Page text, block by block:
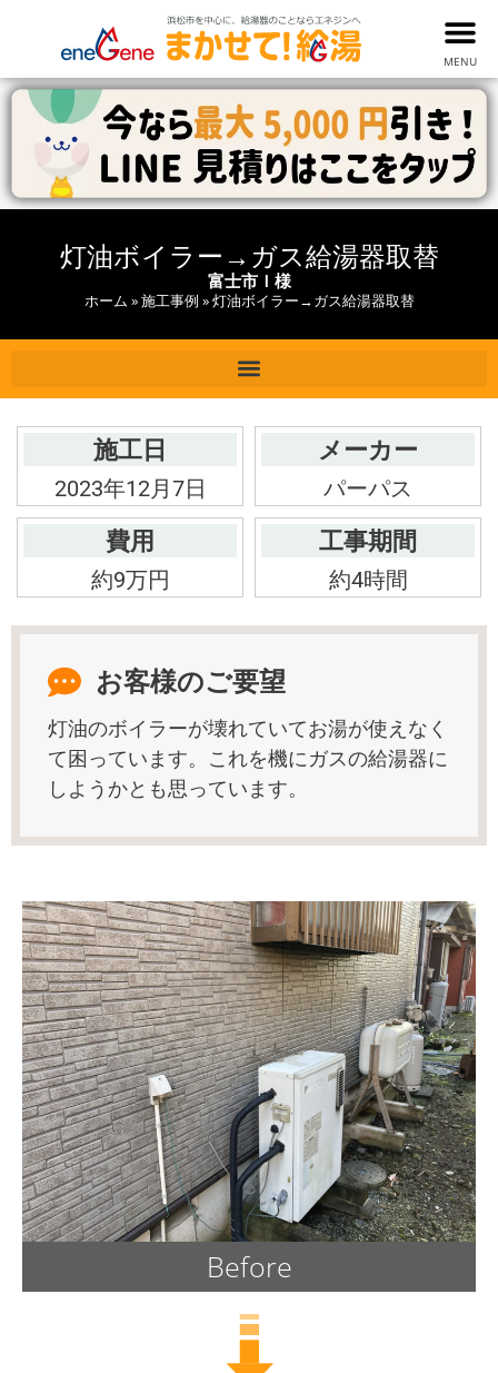
MENU
灯油ボイラー→ガス給湯器取替
富士市Ｉ様
ホーム »施工事例 »灯油ボイラー→ガス給湯器取替
施工日
2023年12月7日
メーカー
パーパス
費用
約9万円
工事期間
約4時間
お客様のご要望
灯油のボイラーが壊れていてお湯が使えなく
て困っています。これを機にガスの給湯器に
しようかとも思っています。
Before